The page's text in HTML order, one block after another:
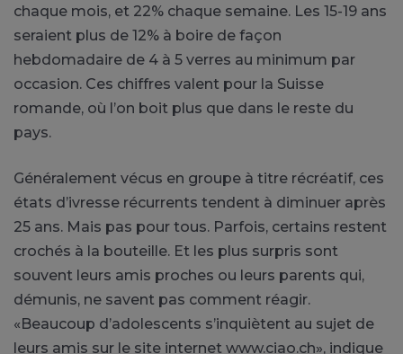
chaque mois, et 22% chaque semaine. Les 15-19 ans
seraient plus de 12% à boire de façon
hebdomadaire de 4 à 5 verres au minimum par
occasion. Ces chiffres valent pour la Suisse
romande, où l’on boit plus que dans le reste du
pays.
Généralement vécus en groupe à titre récréatif, ces
états d’ivresse récurrents tendent à diminuer après
25 ans. Mais pas pour tous. Parfois, certains restent
crochés à la bouteille. Et les plus surpris sont
souvent leurs amis proches ou leurs parents qui,
démunis, ne savent pas comment réagir.
«Beaucoup d’adolescents s’inquiètent au sujet de
leurs amis sur le site internet www.ciao.ch», indique